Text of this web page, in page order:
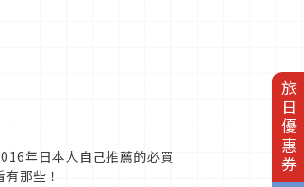
旅日優惠券
年日本人自己推薦的必買
那些！